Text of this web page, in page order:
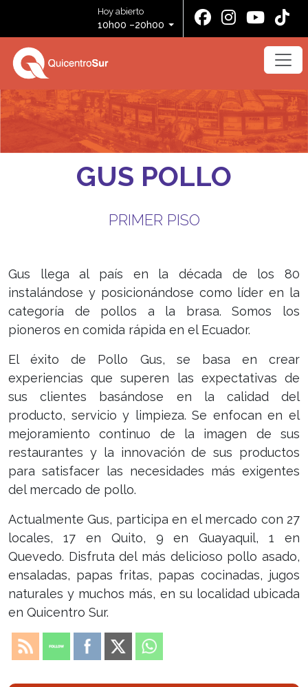
Hoy abierto
10h00 –20h00
GUS POLLO
PRIMER PISO
Gus llega al país en la década de los 80
instalándose y posicionándose como líder en la
categoría de pollos a la brasa. Somos los
pioneros en comida rápida en el Ecuador.
El éxito de Pollo Gus, se basa en crear
experiencias que superen las expectativas de
sus clientes basándose en la calidad del
producto, servicio y limpieza. Se enfocan en el
mejoramiento continuo de la imagen de sus
restaurantes y la innovación de sus productos
para satisfacer las necesidades más exigentes
del mercado de pollo.
Actualmente Gus, participa en el mercado con 27
locales, 17 en Quito, 9 en Guayaquil, 1 en
Quevedo. Disfruta del más delicioso pollo asado,
ensaladas, papas fritas, papas cocinadas, jugos
naturales y muchos más, en su localidad ubicada
en Quicentro Sur.